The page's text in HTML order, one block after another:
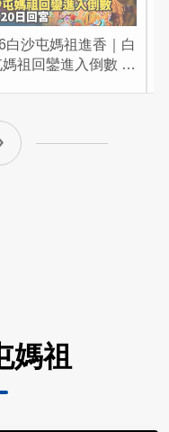
白沙屯媽祖進香｜白
祖回鑾進入倒數 預
媽祖